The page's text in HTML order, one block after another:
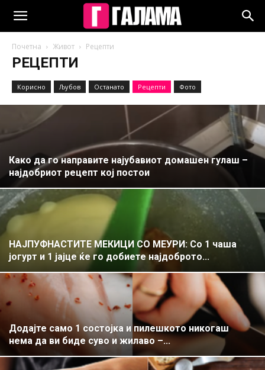
Почетна Живот Рецепти
РЕЦЕПТИ
Корисно Љубов Останато Рецепти Фото
Како да го направите најубавиот домашен гулаш –
најдобриот рецепт кој постои
НАЈПУФНАСТИТЕ МЕКИЦИ СО МЕУРИ: Со 1 чаша
јогурт и 1 јајце ќе го добиете најдоброто...
Додајте само 1 состојка и пилешкото никогаш
нема да ви биде суво и жилаво –...